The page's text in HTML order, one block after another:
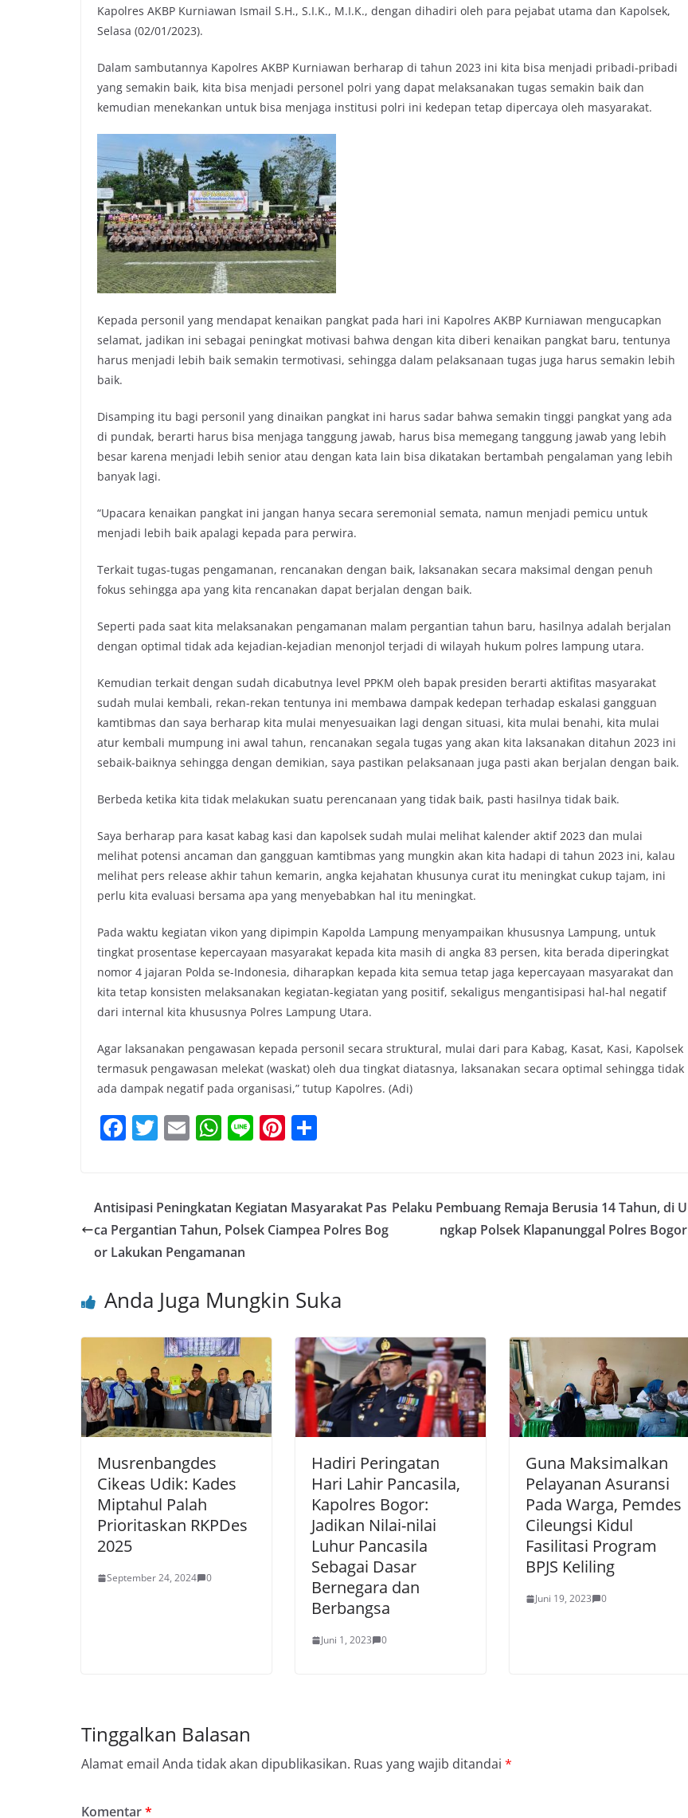
Kapolres AKBP Kurniawan Ismail S.H., S.I.K., M.I.K., dengan dihadiri oleh para pejabat utama dan Kapolsek,
Selasa (02/01/2023).
Dalam sambutannya Kapolres AKBP Kurniawan berharap di tahun 2023 ini kita bisa menjadi pribadi-pribadi
yang semakin baik, kita bisa menjadi personel polri yang dapat melaksanakan tugas semakin baik dan
kemudian menekankan untuk bisa menjaga institusi polri ini kedepan tetap dipercaya oleh masyarakat.
Kepada personil yang mendapat kenaikan pangkat pada hari ini Kapolres AKBP Kurniawan mengucapkan
selamat, jadikan ini sebagai peningkat motivasi bahwa dengan kita diberi kenaikan pangkat baru, tentunya
harus menjadi lebih baik semakin termotivasi, sehingga dalam pelaksanaan tugas juga harus semakin lebih
baik.
Disamping itu bagi personil yang dinaikan pangkat ini harus sadar bahwa semakin tinggi pangkat yang ada
di pundak, berarti harus bisa menjaga tanggung jawab, harus bisa memegang tanggung jawab yang lebih
besar karena menjadi lebih senior atau dengan kata lain bisa dikatakan bertambah pengalaman yang lebih
banyak lagi.
“Upacara kenaikan pangkat ini jangan hanya secara seremonial semata, namun menjadi pemicu untuk
menjadi lebih baik apalagi kepada para perwira.
Terkait tugas-tugas pengamanan, rencanakan dengan baik, laksanakan secara maksimal dengan penuh
fokus sehingga apa yang kita rencanakan dapat berjalan dengan baik.
Seperti pada saat kita melaksanakan pengamanan malam pergantian tahun baru, hasilnya adalah berjalan
dengan optimal tidak ada kejadian-kejadian menonjol terjadi di wilayah hukum polres lampung utara.
Kemudian terkait dengan sudah dicabutnya level PPKM oleh bapak presiden berarti aktifitas masyarakat
sudah mulai kembali, rekan-rekan tentunya ini membawa dampak kedepan terhadap eskalasi gangguan
kamtibmas dan saya berharap kita mulai menyesuaikan lagi dengan situasi, kita mulai benahi, kita mulai
atur kembali mumpung ini awal tahun, rencanakan segala tugas yang akan kita laksanakan ditahun 2023 ini
sebaik-baiknya sehingga dengan demikian, saya pastikan pelaksanaan juga pasti akan berjalan dengan baik.
Berbeda ketika kita tidak melakukan suatu perencanaan yang tidak baik, pasti hasilnya tidak baik.
Saya berharap para kasat kabag kasi dan kapolsek sudah mulai melihat kalender aktif 2023 dan mulai
melihat potensi ancaman dan gangguan kamtibmas yang mungkin akan kita hadapi di tahun 2023 ini, kalau
melihat pers release akhir tahun kemarin, angka kejahatan khusunya curat itu meningkat cukup tajam, ini
perlu kita evaluasi bersama apa yang menyebabkan hal itu meningkat.
Pada waktu kegiatan vikon yang dipimpin Kapolda Lampung menyampaikan khususnya Lampung, untuk
tingkat prosentase kepercayaan masyarakat kepada kita masih di angka 83 persen, kita berada diperingkat
nomor 4 jajaran Polda se-Indonesia, diharapkan kepada kita semua tetap jaga kepercayaan masyarakat dan
kita tetap konsisten melaksanakan kegiatan-kegiatan yang positif, sekaligus mengantisipasi hal-hal negatif
dari internal kita khususnya Polres Lampung Utara.
Agar laksanakan pengawasan kepada personil secara struktural, mulai dari para Kabag, Kasat, Kasi, Kapolsek
termasuk pengawasan melekat (waskat) oleh dua tingkat diatasnya, laksanakan secara optimal sehingga tidak
ada dampak negatif pada organisasi,” tutup Kapolres. (Adi)
F
e
b
o
k
T
er
E
l
W
s
A
p
Li Pi
e
st
e
Antisipasi Peningkatan Kegiatan Masyarakat Pas
ca Pergantian Tahun, Polsek Ciampea Polres Bog
or Lakukan Pengamanan
Pelaku Pembuang Remaja Berusia 14 Tahun, di U
ngkap Polsek Klapanunggal Polres Bogor
Anda Juga Mungkin Suka
Musrenbangdes
Cikeas Udik: Kades
Miptahul Palah
Prioritaskan RKPDes
2025
September 24, 2024 0
Hadiri Peringatan
Hari Lahir Pancasila,
Kapolres Bogor:
Jadikan Nilai-nilai
Luhur Pancasila
Sebagai Dasar
Bernegara dan
Berbangsa
Juni 1, 2023 0
Guna Maksimalkan
Pelayanan Asuransi
Pada Warga, Pemdes
Cileungsi Kidul
Fasilitasi Program
BPJS Keliling
Juni 19, 2023 0
Tinggalkan Balasan
Alamat email Anda tidak akan dipublikasikan. Ruas yang wajib ditandai *
Komentar*